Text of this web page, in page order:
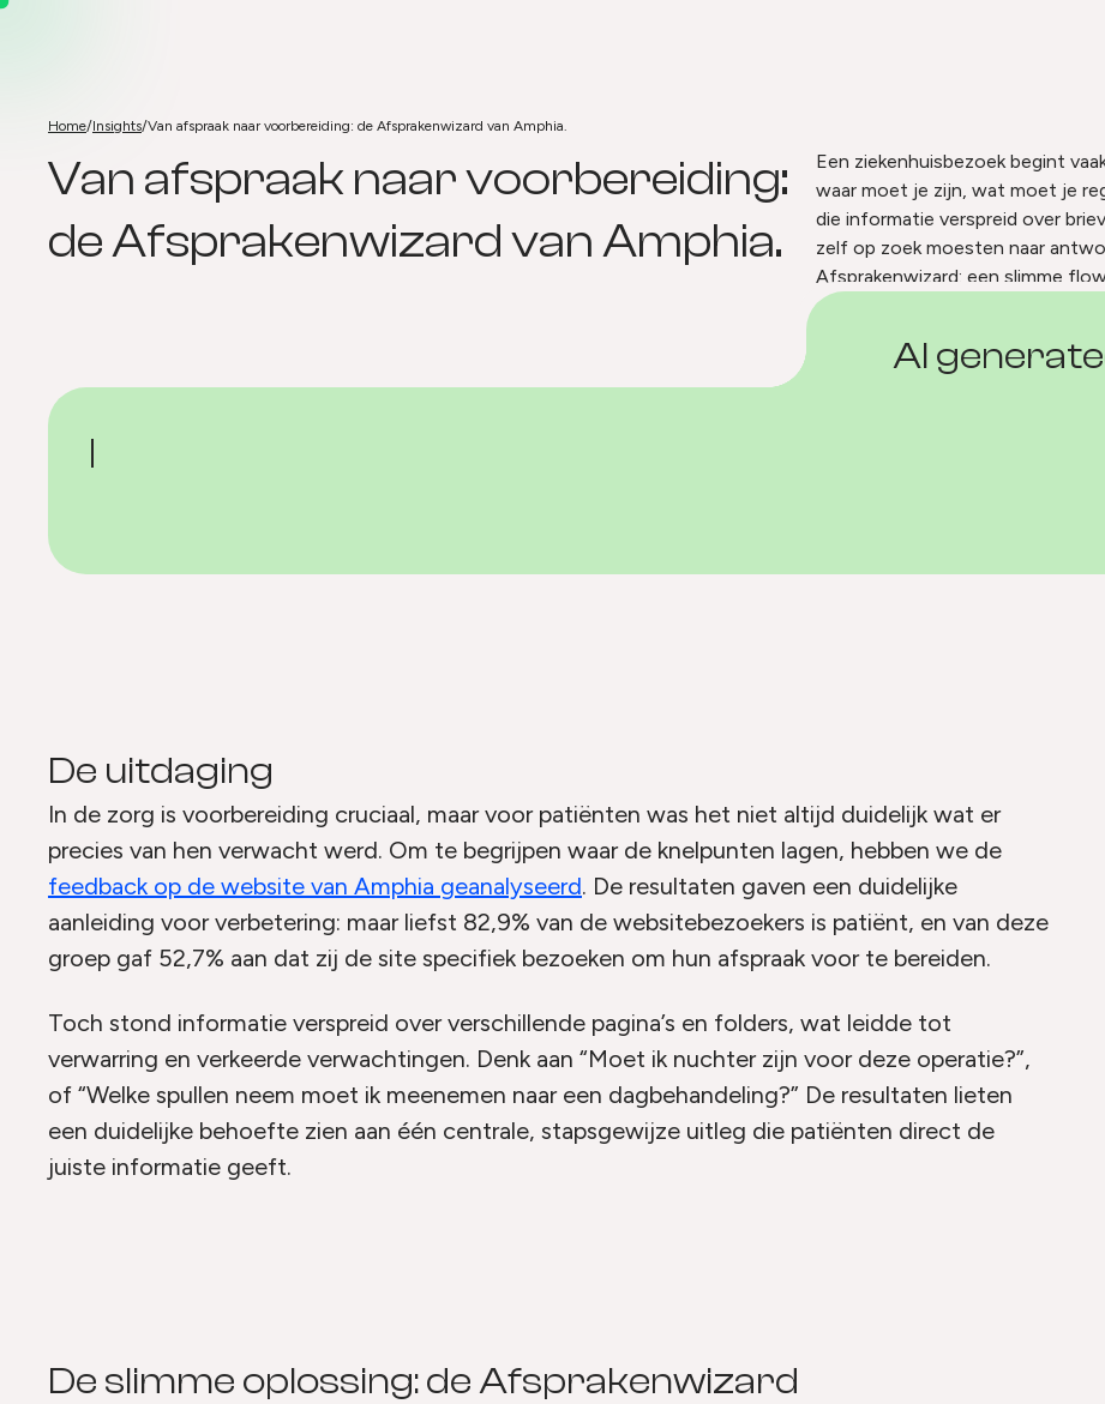
Home/Insights/Van afspraak naar voorbereiding: de Afsprakenwizard van Amphia.
Van afspraak naar voorbereiding: de
Van afspraak naar voorbereiding:
de Afsprakenwizard van Amphia.
Een ziekenhuisbezoek begint
waar moet je zijn, wat moet je
die informatie verspreid over
zelf op zoek moesten naar
Afsprakenwizard: een slimme
de juiste informatie voor hun
AI
De uitdaging
In de zorg is voorbereiding cruciaal, maar voor patiënten was het niet altijd duidelijk wat er
precies van hen verwacht werd. Om te begrijpen waar de knelpunten lagen, hebben we de
feedback op de website van Amphia geanalyseerd. De resultaten gaven een duidelijke
aanleiding voor verbetering: maar liefst 82,9% van de websitebezoekers is patiënt, en van deze
groep gaf 52,7% aan dat zij de site specifiek bezoeken om hun afspraak voor te bereiden.
Toch stond informatie verspreid over verschillende pagina’s en folders, wat leidde tot
verwarring en verkeerde verwachtingen. Denk aan “Moet ik nuchter zijn voor deze operatie?”,
of “Welke spullen neem moet ik meenemen naar een dagbehandeling?” De resultaten lieten
een duidelijke behoefte zien aan één centrale, stapsgewijze uitleg die patiënten direct de
juiste informatie geeft.
De slimme oplossing: de Afsprakenwizard